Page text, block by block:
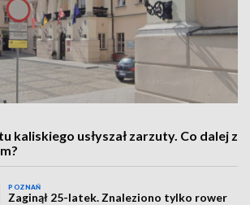
kaliskiego usłyszał zarzuty. Co dalej z
POZNAŃ
Zaginął 25-latek. Znaleziono tylko rower